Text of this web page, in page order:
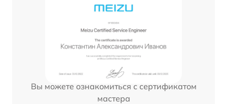
Вы можете ознакомиться с сертификатом
мастера